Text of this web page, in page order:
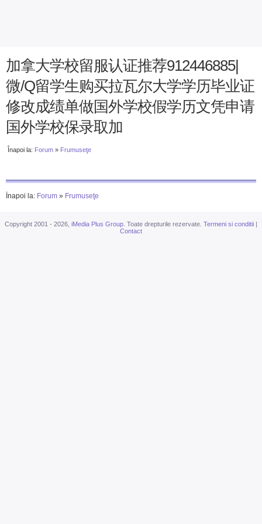
加拿大学校留服认证推荐912446885|
微/Q留学生购买拉瓦尔大学学历毕业证
修改成绩单做国外学校假学历文凭申请
国外学校保录取加
Înapoi la: Forum » Frumuseţe
Înapoi la: Forum » Frumuseţe
Copyright 2001 - 2026, iMedia Plus Group . Toate drepturile rezervate. Termeni si conditii |
Contact